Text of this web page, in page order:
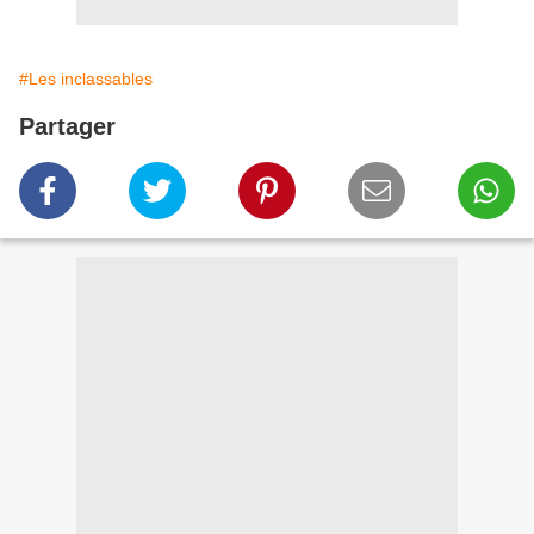
#Les inclassables
Partager